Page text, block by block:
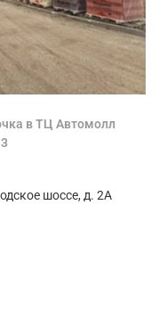
в ТЦ Автомолл
шоссе, д. 2А